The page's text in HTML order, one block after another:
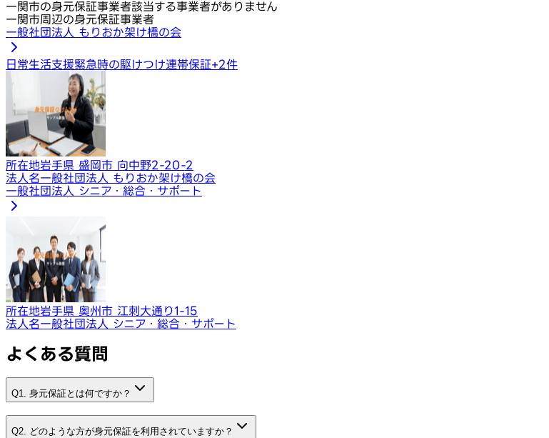
一関市の身元保証事業者該当する事業者がありません
一関市周辺の身元保証事業者
一般社団法人 もりおか架け橋の会
日常生活支援緊急時の駆けつけ連帯保証+2件
所在地岩手県 盛岡市 向中野2-20-2
法人名一般社団法人 もりおか架け橋の会
一般社団法人 シニア・総合・サポート
所在地岩手県 奥州市 江刺大通り1-15
法人名一般社団法人 シニア・総合・サポート
よくある質問
Q1. 身元保証とは何ですか？
Q2. どのような方が身元保証を利用されていますか？